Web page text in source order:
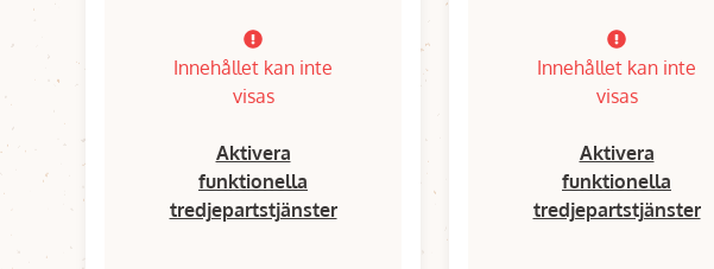
Innehållet kan inte
visas
Aktivera
funktionella
tredjepartstjänster
Innehållet kan inte
visas
Aktivera
funktionella
tredjepartstjänster